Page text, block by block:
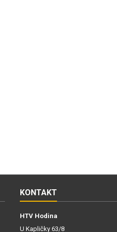
KONTAKT
HTV Hodina
U Kapličky 63/8